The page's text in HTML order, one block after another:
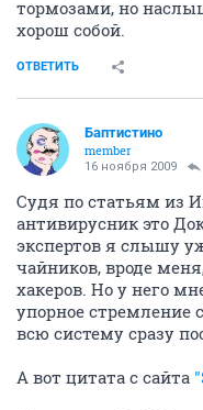
тормозами, но
хорош собой.
ОТВЕТИТЬ
Баптистино
member
16 ноября 2009
Судя по статьям из
антивирусник это
экспертов я слышу
чайников, вроде
хакеров. Но у него
упорное стремление
всю систему сразу
А вот цитата с сайта